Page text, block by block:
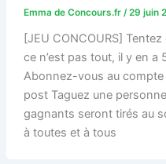
Emma de Concours.fr /29 juin
[JEU CONCOURS]
ce n’est pas tout, il y en a
Abonnez-vous au
post Taguez une
gagnants seront tirés au
à toutes et à tous